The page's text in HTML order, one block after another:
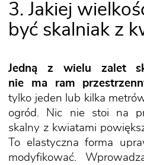
3. Jakiej
być skalniak z
Jedną z wielu zalet
nie ma ram
tylko jeden lub kilka
ogród. Nic nie stoi na
skalny z kwiatami
To elastyczna forma
modyfikować.